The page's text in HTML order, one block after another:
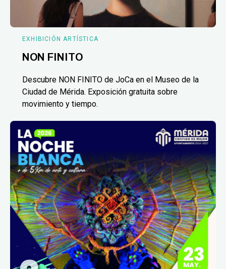
EXHIBICIÓN ARTÍSTICA
NON FINITO
Descubre NON FINITO de JoCa en el Museo de la
Ciudad de Mérida. Exposición gratuita sobre
movimiento y tiempo.